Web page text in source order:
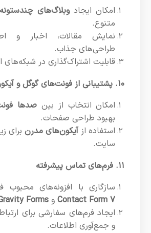
امکان ایجادوبلاگ‌های چندستونه
متنوع.
نمایش مقالات، اخبار و
طراحی‌های جذاب.
قابلیت اشتراک‌گذاری در شبکه‌های
۱۰. پشتیبانی از فونت‌های گوگل و آیکون‌ها
امکان انتخاب از بین صدها
بهبود طراحی صفحات.
استفاده ازآیکون‌های مدرنبرای
سایت.
۱۱. فرم‌های تماس پیشرفته
سازگاری با افزونه‌های محبوب
Contact Form 7و Forms
ایجاد فرم‌های سفارشی برای
و جمع‌آوری اطلاعات.